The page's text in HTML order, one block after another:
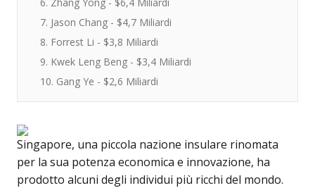
7. Jason Chang - $4,7 Miliardi
8. Forrest Li - $3,8 Miliardi
9. Kwek Leng Beng - $3,4 Miliardi
10. Gang Ye - $2,6 Miliardi
Singapore, una piccola nazione insulare rinomata
per la sua potenza economica e innovazione, ha
prodotto alcuni degli individui più ricchi del mondo.